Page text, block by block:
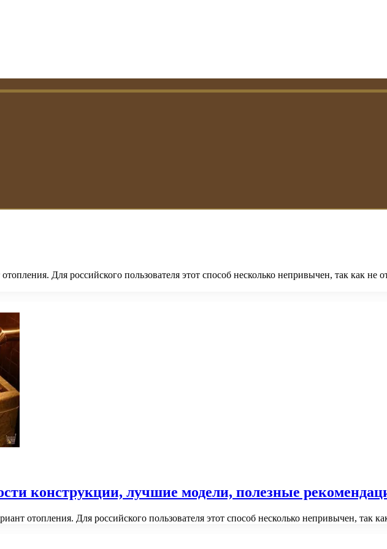
Для российского пользователя этот способ несколько непривычен, так как не
конструкции, лучшие модели, полезные
отопления. Для российского пользователя этот способ несколько непривычен, так